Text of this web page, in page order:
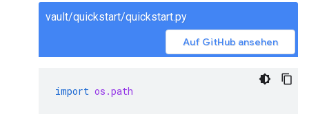
vault/quickstart/quickstart.py
Auf GitHub ansehen
import os.path